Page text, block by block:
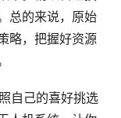
总的来说，原始
略，把握好资源
自己的喜好挑选